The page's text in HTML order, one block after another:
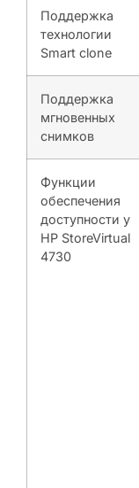
Поддержка
технологии
Smart clone
Поддержка
мгновенных
снимков
Функции
обеспечения
доступности у
HP StoreVirtual
4730